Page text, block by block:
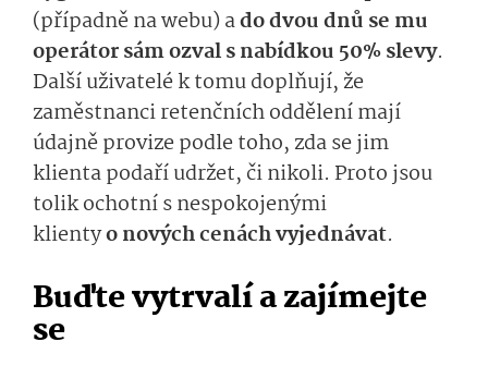
(případně na webu) ado dvou dnů se mu
operátor sám ozval s nabídkou 50% slevy.
Další uživatelé k tomu doplňují, že
zaměstnanci retenčních oddělení mají
údajně provize podle toho, zda se jim
klienta podaří udržet, či nikoli. Proto jsou
tolik ochotní s nespokojenými
klientyo nových cenách vyjednávat.
Buďte vytrvalí a zajímejte
se